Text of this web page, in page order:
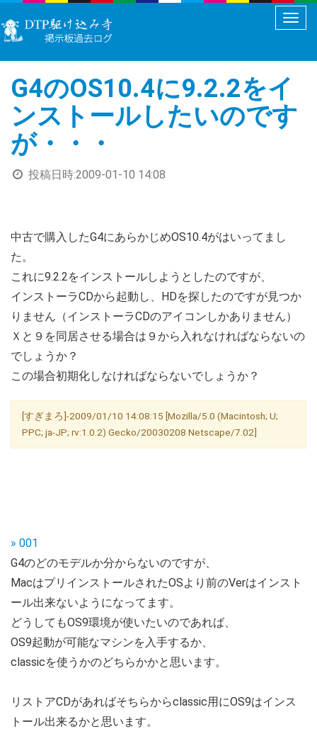
メ
ュ
G4のOS10.4に9.2.2をイ
ンストールしたいのです
が・・・
投稿日時:2009-01-10 14:08
中古で購入したG4にあらかじめOS10.4がはいってまし
た。
これに9.2.2をインストールしようとしたのですが、
インストーラCDから起動し、HDを探したのですが見つか
りません（インストーラCDのアイコンしかありません）
Ｘと９を同居させる場合は９から入れなければならないの
でしょうか？
この場合初期化しなければならないでしょうか？
[すぎまろ]-2009/01/10 14:08:15 [Mozilla/5.0 (Macintosh; U;
PPC; ja-JP; rv:1.0.2) Gecko/20030208 Netscape/7.02]
» 001
G4のどのモデルか分からないのですが、
MacはプリインストールされたOSより前のVerはインスト
ール出来ないようになってます。
どうしてもOS9環境が使いたいのであれば、
OS9起動が可能なマシンを入手するか、
classicを使うかのどちらかかと思います。
リストアCDがあればそちらからclassic用にOS9はインス
トール出来るかと思います。